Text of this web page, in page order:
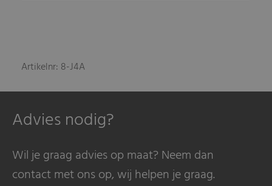
Artikelnr: 8-J4A
Advies nodig?
Wil je graag advies op maat? Neem dan
contact met ons op, wij helpen je graag.